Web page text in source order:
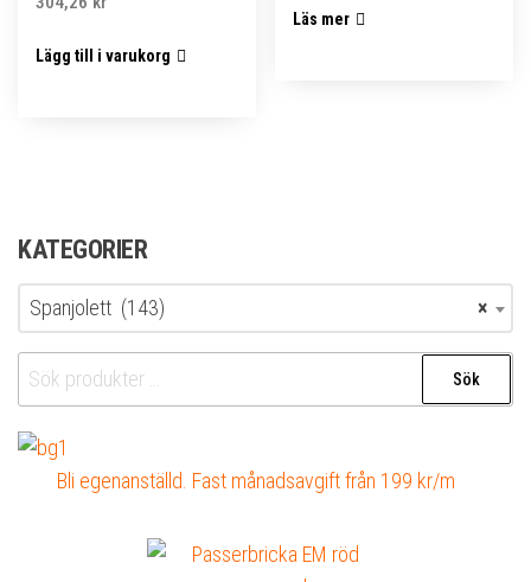
Lägg till i varukorg
Läs mer
KATEGORIER
×
Spanjolett (143)
Sök
efter:
Sök
Bli egenanställd. Fast månadsavgift från 199 kr/m